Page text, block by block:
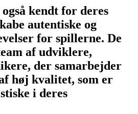
kendt for deres
autentiske og
for spillerne. De
af udviklere,
der samarbejder
høj kvalitet, som er
i deres